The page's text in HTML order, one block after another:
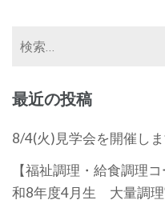
ー
シ
ン
最近の投稿
8/4(火)見学会を開催しま
【福祉調理・給食調理
和8年度4月生 大量調理